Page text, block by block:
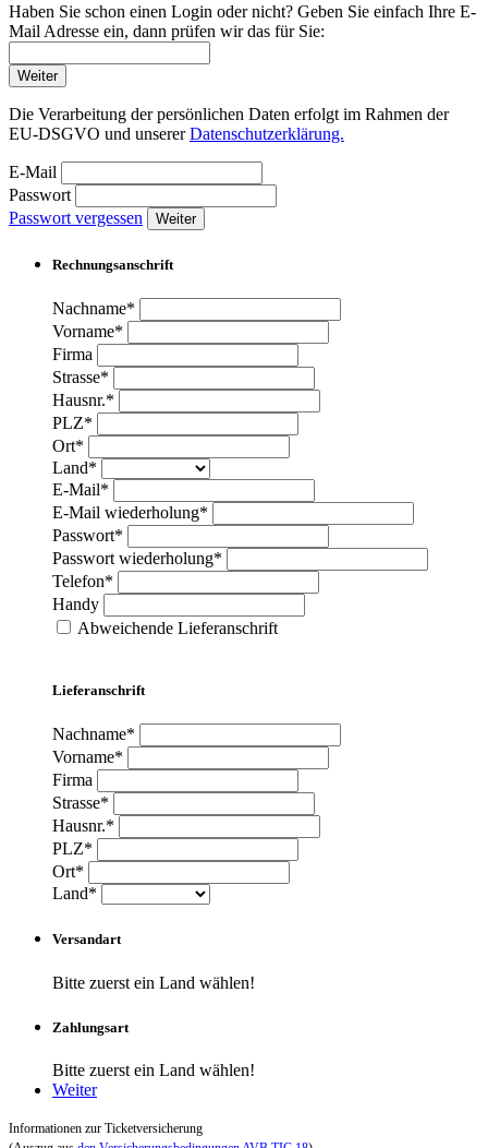
Haben Sie schon einen Login oder nicht? Geben Sie einfach Ihre E-
Mail Adresse ein, dann prüfen wir das für Sie:
Weiter
Die Verarbeitung der persönlichen Daten erfolgt im Rahmen der
EU-DSGVO und unsererDatenschutzerklärung.
E-Mail
Passwort
Passwort vergessen
Weiter
Rechnungsanschrift
Nachname*
Vorname*
Firma
Strasse*
Hausnr.*
PLZ*
Ort*
Land*
E-Mail*
E-Mail wiederholung*
Passwort*
Passwort wiederholung*
Telefon*
Handy
Abweichende Lieferanschrift
Lieferanschrift
Nachname*
Vorname*
Firma
Strasse*
Hausnr.*
PLZ*
Ort*
Land*
Versandart
Bitte zuerst ein Land wählen!
Zahlungsart
Bitte zuerst ein Land wählen!
Weiter
Informationen zur Ticketversicherung